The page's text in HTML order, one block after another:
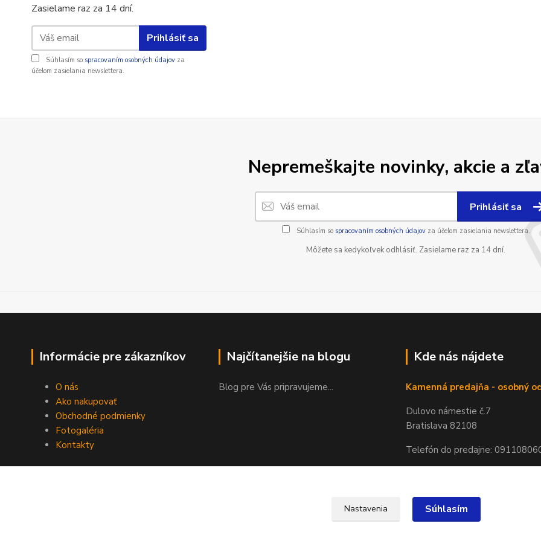
Zasielame raz za 14 dní.
Prihlásiť sa
Súhlasím so spracovaním osobných údajov za
účelom zasielania newslettera.
Nepremeškajte novinky, akcie a
Prihlásiť sa
Súhlasím so spracovaním osobných údajovza účelom zasielania newslettera.
Môžete sa kedykoľvek odhlásiť. Zasielame raz za 14 dní.
Informácie pre zákazníkov
O nás
Ako nakupovať
Obchodné podmienky
Fotogaléria
Kontakty
Najčítanejšie na blogu
Blog pre Vás pripravujeme...
Kde nás nájdete
Kamenná predajňa - osobný
Dulovo námestie č.7
Bratislava 82108
Telefón do predajne:
Nastavenia Súhlasím